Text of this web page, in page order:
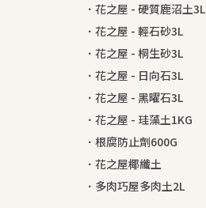
．花之屋 - 硬質鹿沼土3L
．花之屋 - 輕石砂3L
．花之屋 - 桐生砂3L
．花之屋 - 日向石3L
．花之屋 - 黑曜石3L
．花之屋 - 珪藻土1KG
．根腐防止劑600G
．花之屋椰纖土
．多肉巧屋多肉土2L